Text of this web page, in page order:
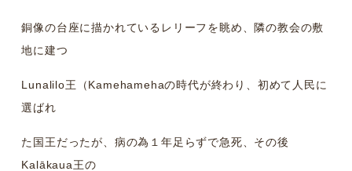
銅像の台座に描かれているレリーフを眺め、隣の教会の敷
地に建つ
Lunalilo王（Kamehamehaの時代が終わり、初めて人民に
選ばれ
た国王だったが、病の為１年足らずで急死、その後
Kalākaua王の